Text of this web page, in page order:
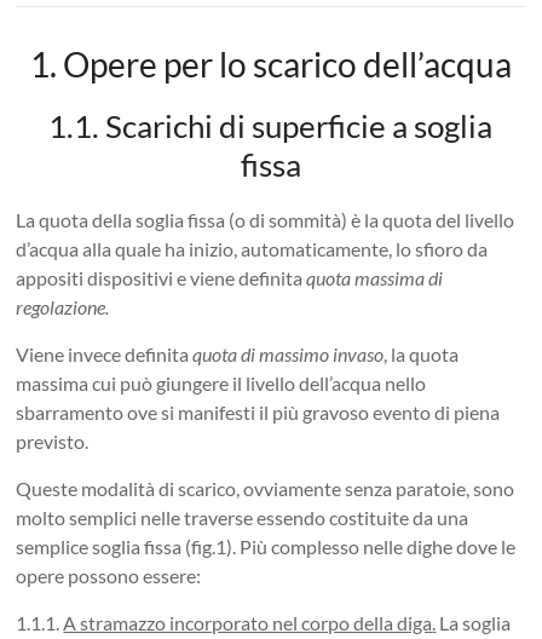
1. Opere per lo scarico dell’acqua
1.1. Scarichi di superficie a soglia
fissa
La quota della soglia fissa (o di sommità) è la quota del livello
d’acqua alla quale ha inizio, automaticamente, lo sfioro da
appositi dispositivi e viene definitaquota massima di
regolazione.
Viene invece definitaquota di massimo invaso, la quota
massima cui può giungere il livello dell’acqua nello
sbarramento ove si manifesti il più gravoso evento di piena
previsto.
Queste modalità di scarico, ovviamente senza paratoie, sono
molto semplici nelle traverse essendo costituite da una
semplice soglia fissa (fig.1). Più complesso nelle dighe dove le
opere possono essere:
1.1.1.A stramazzo incorporato nel corpo della diga. La soglia